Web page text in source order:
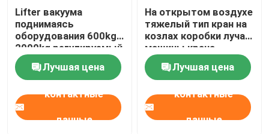
Lifter вакуума
поднимаясь
оборудования 600kg
2000kg регулируемый
стеклянный
сверхмощный для
плиты гранита
металлического
листа
Лучшая цена
контактные
данные
На открытом воздухе
тяжелый тип кран на
козлах коробки луча
машины крана
подъема двойной с
мобильной
вагонеткой
Лучшая цена
контактные
данные